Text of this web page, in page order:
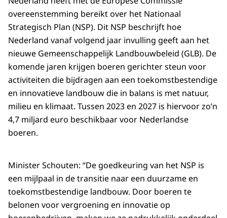
overeenstemming bereikt over het Nationaal
Strategisch Plan (NSP). Dit NSP beschrijft hoe
Nederland vanaf volgend jaar invulling geeft aan het
nieuwe Gemeenschappelijk Landbouwbeleid (GLB). De
komende jaren krijgen boeren gerichter steun voor
activiteiten die bijdragen aan een toekomstbestendige
en innovatieve landbouw die in balans is met natuur,
milieu en klimaat. Tussen 2023 en 2027 is hiervoor zo’n
4,7 miljard euro beschikbaar voor Nederlandse
boeren.
Minister Schouten: “De goedkeuring van het NSP is
een mijlpaal in de transitie naar een duurzame en
toekomstbestendige landbouw. Door boeren te
belonen voor vergroening en innovatie op